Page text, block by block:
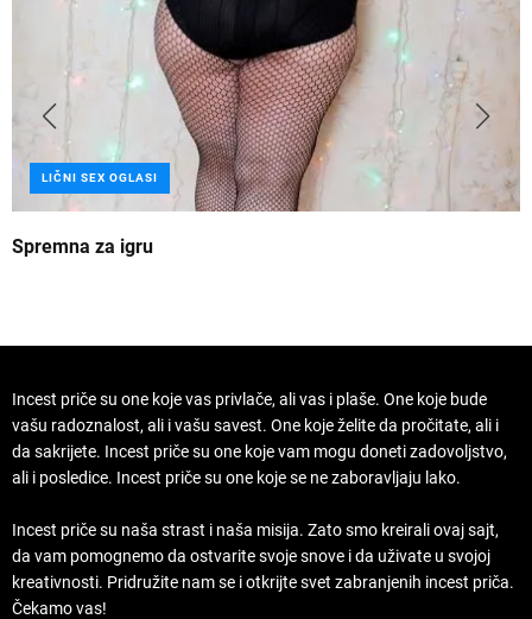
LIČNI SEX OGLASI
Spremna za igru
Incest priče su one koje vas privlače, ali vas i plaše. One koje bude
vašu radoznalost, ali i vašu savest. One koje želite da pročitate, ali i
da sakrijete. Incest priče su one koje vam mogu doneti zadovoljstvo,
ali i posledice. Incest priče su one koje se ne zaboravljaju lako.
Incest priče su naša strast i naša misija. Zato smo kreirali ovaj sajt,
da vam pomognemo da ostvarite svoje snove i da uživate u svojoj
kreativnosti. Pridružite nam se i otkrijte svet zabranjenih incest priča.
Čekamo vas!